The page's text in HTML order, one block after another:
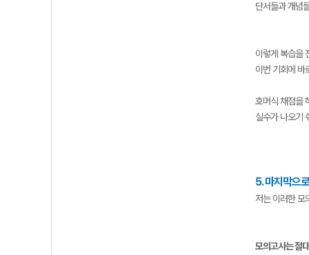
단서들과 개념
이렇게 복습을
이번 기회에 바
호머식 채점을
실수가 나오기
5. 마지막으
저는 이러한 모
모의고사는 절